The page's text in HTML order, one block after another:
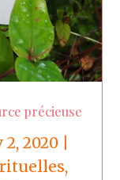
précieuse
2, 2020
,